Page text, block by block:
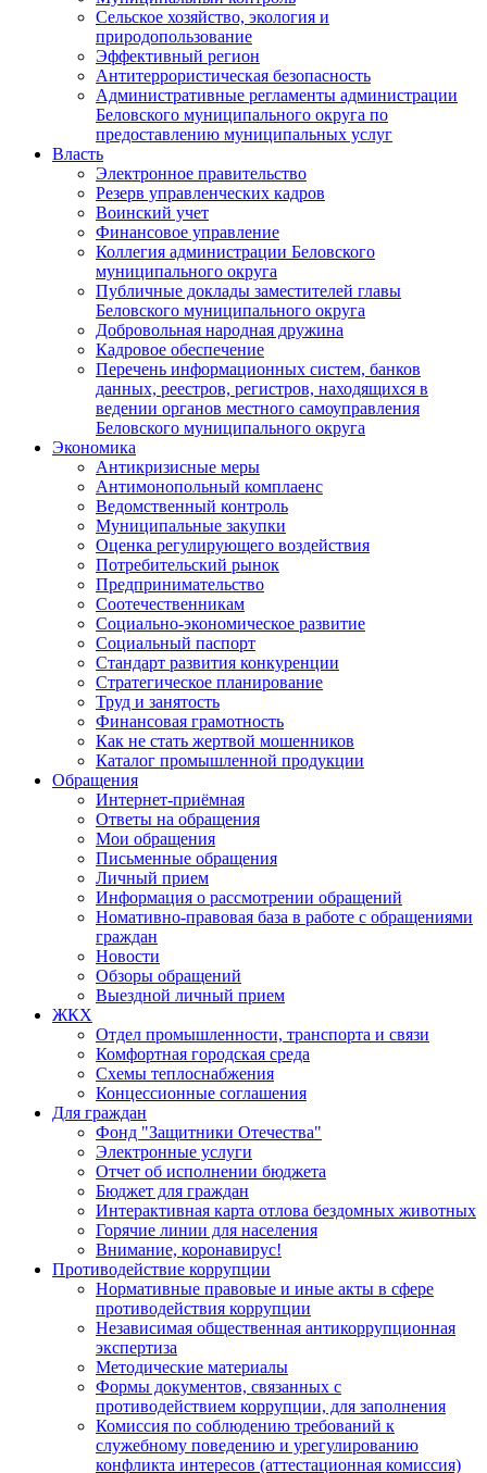
Сельское хозяйство, экология и
природопользование
Эффективный регион
Антитеррористическая безопасность
Административные регламенты администрации
Беловского муниципального округа по
предоставлению муниципальных услуг
Власть
Электронное правительство
Резерв управленческих кадров
Воинский учет
Финансовое управление
Коллегия администрации Беловского
муниципального округа
Публичные доклады заместителей главы
Беловского муниципального округа
Добровольная народная дружина
Кадровое обеспечение
Перечень информационных систем, банков
данных, реестров, регистров, находящихся в
ведении органов местного самоуправления
Беловского муниципального округа
Экономика
Антикризисные меры
Антимонопольный комплаенс
Ведомственный контроль
Муниципальные закупки
Оценка регулирующего воздействия
Потребительский рынок
Предпринимательство
Соотечественникам
Социально-экономическое развитие
Социальный паспорт
Стандарт развития конкуренции
Стратегическое планирование
Труд и занятость
Финансовая грамотность
Как не стать жертвой мошенников
Каталог промышленной продукции
Обращения
Интернет-приёмная
Ответы на обращения
Мои обращения
Письменные обращения
Личный прием
Информация о рассмотрении обращений
Номативно-правовая база в работе с обращениями
граждан
Новости
Обзоры обращений
Выездной личный прием
ЖКХ
Отдел промышленности, транспорта и связи
Комфортная городская среда
Схемы теплоснабжения
Концессионные соглашения
Для граждан
Фонд "Защитники Отечества"
Электронные услуги
Отчет об исполнении бюджета
Бюджет для граждан
Интерактивная карта отлова бездомных животных
Горячие линии для населения
Внимание, коронавирус!
Противодействие коррупции
Нормативные правовые и иные акты в сфере
противодействия коррупции
Независимая общественная антикоррупционная
экспертиза
Методические материалы
Формы документов, связанных с
противодействием коррупции, для заполнения
Комиссия по соблюдению требований к
служебному поведению и урегулированию
конфликта интересов (аттестационная комиссия)